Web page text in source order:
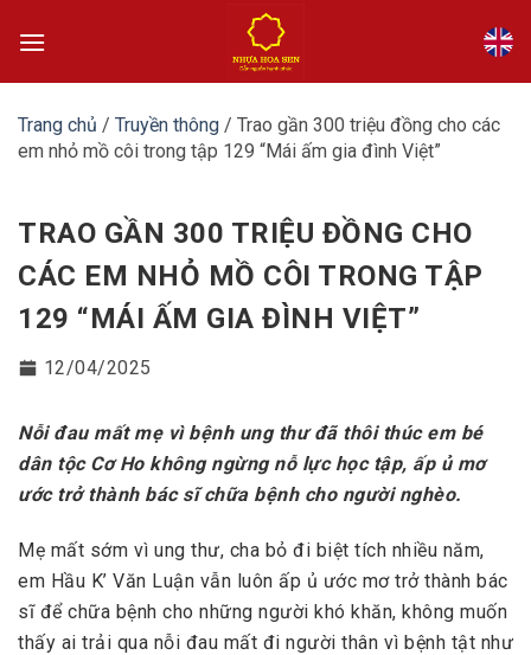
qua
dung
Trang chủ / Truyền thông / Trao gần 300 triệu đồng cho các
em nhỏ mồ côi trong tập 129 “Mái ấm gia đình Việt”
TRAO GẦN 300 TRIỆU ĐỒNG CHO
CÁC EM NHỎ MỒ CÔI TRONG TẬP
129 “MÁI ẤM GIA ĐÌNH VIỆT”
12/04/2025
Nỗi đau mất mẹ vì bệnh ung thư đã thôi thúc em bé
dân tộc Cơ Ho không ngừng nỗ lực học tập, ấp ủ mơ
ước trở thành bác sĩ chữa bệnh cho người nghèo.
Mẹ mất sớm vì ung thư, cha bỏ đi biệt tích nhiều năm,
em Hầu K’ Văn Luận vẫn luôn ấp ủ ước mơ trở thành bác
sĩ để chữa bệnh cho những người khó khăn, không muốn
thấy ai trải qua nỗi đau mất đi người thân vì bệnh tật như